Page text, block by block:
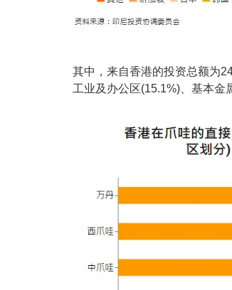
其中，来自香港的投资总额为
工业及办公区(15.1%)、基本金